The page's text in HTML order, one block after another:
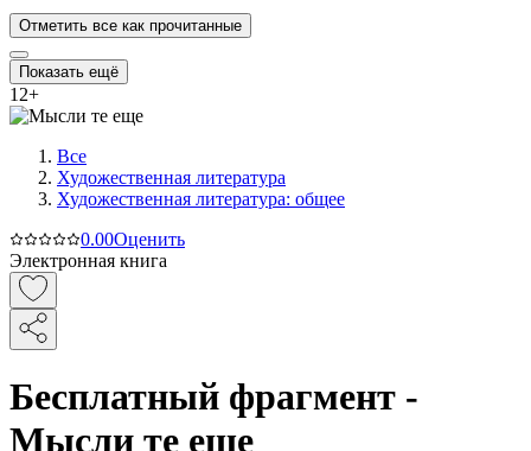
Отметить все как прочитанные
Показать ещё
12+
Все
Художественная литература
Художественная литература: общее
0.00Оценить
Электронная книга
Бесплатный фрагмент -
Мысли те еще